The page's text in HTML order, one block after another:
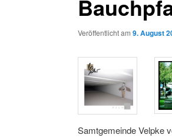
Veröffentlicht am 9. August
Samtgemeinde Velpke